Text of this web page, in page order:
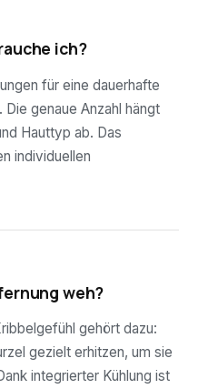
ich?
für eine dauerhafte
genaue Anzahl hängt
Hauttyp ab. Das
individuellen
weh?
gehört dazu:
gezielt erhitzen, um sie
integrierter Kühlung ist